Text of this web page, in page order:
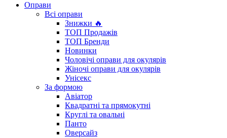
Оправи
Всі оправи
Знижки 🔥
ТОП Продажів
ТОП Бренди
Новинки
Чоловічі оправи для окулярів
Жіночі оправи для окулярів
Унісекс
За формою
Авіатор
Квадратні та прямокутні
Круглі та овальні
Панто
Оверсайз